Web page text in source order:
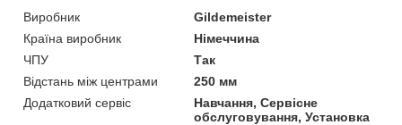
Виробник
Gildemeister
Країна виробник
Німеччина
ЧПУ
Так
Відстань між центрами
250 мм
Додатковий сервіс
Навчання, Сервісне
обслуговування, Установка